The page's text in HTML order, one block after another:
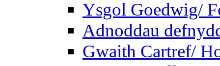
Ysgol Goedwig/
Adnoddau
Gwaith Cartref/